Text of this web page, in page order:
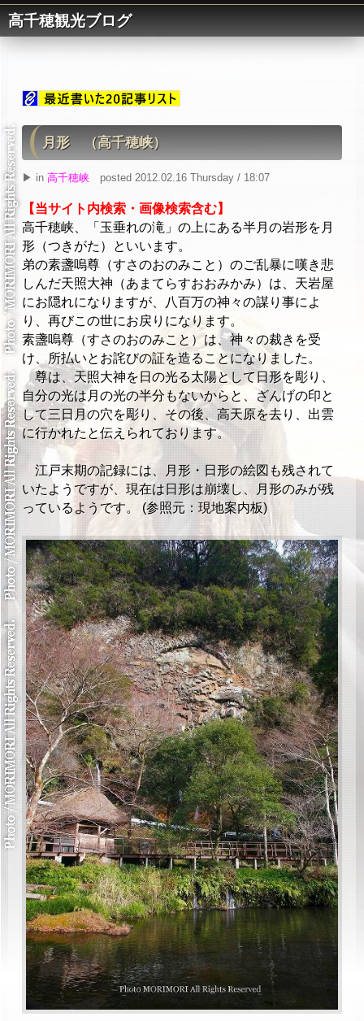
高千穂観光ブログ
月形 （高千穂峡）
▶ in高千穂峡 posted 2012.02.16 Thursday / 18:07
【当サイト内検索・画像検索含む】
高千穂峡、「玉垂れの滝」の上にある半月の岩形を月
形（つきがた）といいます。
弟の素盞嗚尊（すさのおのみこと）のご乱暴に嘆き悲
しんだ天照大神（あまてらすおおみかみ）は、天岩屋
にお隠れになりますが、八百万の神々の謀り事によ
り、再びこの世にお戻りになります。
素盞嗚尊（すさのおのみこと）は、神々の裁きを受
け、所払いとお詫びの証を造ることになりました。
尊は、天照大神を日の光る太陽として日形を彫り、
自分の光は月の光の半分もないからと、ざんげの印と
して三日月の穴を彫り、その後、高天原を去り、出雲
に行かれたと伝えられております。
江戸末期の記録には、月形・日形の絵図も残されて
いたようですが、現在は日形は崩壊し、月形のみが残
っているようです。 (参照元：現地案内板)